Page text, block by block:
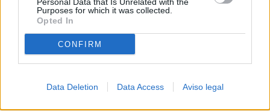
Purposes for which it was collected.
Opted In
CONFIRM
Data Deletion Data Access Aviso legal